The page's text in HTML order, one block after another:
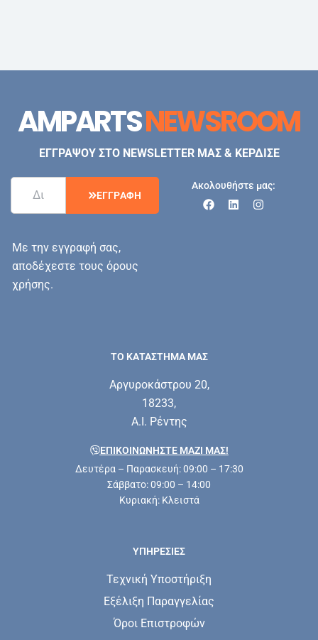
AMPARTSNEWSROOM
ΕΓΓΡΑΨΟΥ ΣΤΟ NEWSLETTER ΜΑΣ & ΚΕΡΔΙΣΕ
ΕΓΓΡΑΦΗ
Με την εγγραφή σας,
αποδέχεστε τους όρους
χρήσης.
Ακολουθήστε μας:
ΤΟ ΚΑΤΑΣΤΗΜΑ ΜΑΣ
Αργυροκάστρου 20,
18233,
Α.Ι. Ρέντης
ΕΠΙΚΟΙΝΩΝΗΣΤΕ ΜΑΖΊ ΜΑΣ!
Δευτέρα – Παρασκευή: 09:00 – 17:30
Σάββατο: 09:00 – 14:00
Κυριακή: Κλειστά
ΥΠΗΡΕΣΊΕΣ
Τεχνική Υποστήριξη
Εξέλιξη Παραγγελίας
Όροι Επιστροφών